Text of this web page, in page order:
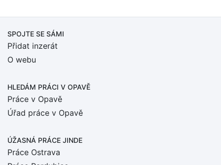
SPOJTE SE SÁMI
Přidat inzerát
O webu
HLEDÁM PRÁCI V OPAVĚ
Práce v Opavě
Úřad práce v Opavě
ÚŽASNÁ PRÁCE JINDE
Práce Ostrava